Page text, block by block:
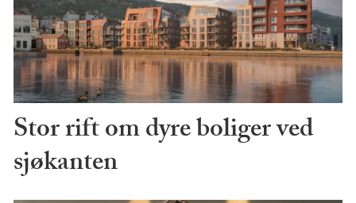
Stor rift om dyre boliger ved
sjøkanten